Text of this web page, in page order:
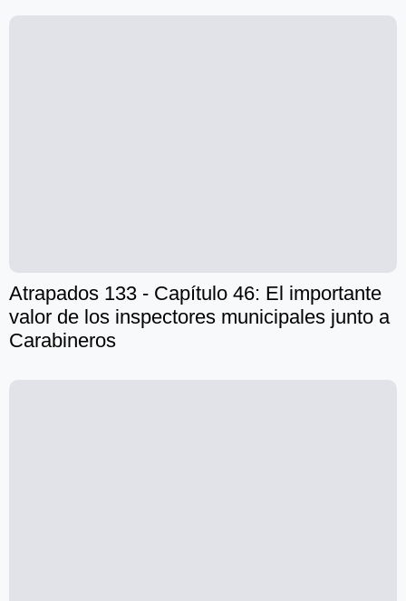
Atrapados 133 - Capítulo 46: El importante
valor de los inspectores municipales junto a
Carabineros